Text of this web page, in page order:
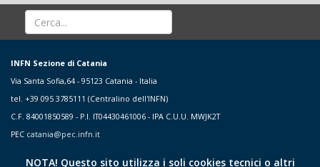
INFN Sezione di Catania
Via Santa Sofia,64 - 95123 Catania - Italia
tel. +39 095 3785111 (Centralino dell'INFN)
C.F. 84001850589 - P.I. IT04430461006 - IPA C.U.U. MWJK2T
PEC catania@pec.infn.it
NOTA! Questo sito utilizza i soli cookies tecnici o altri